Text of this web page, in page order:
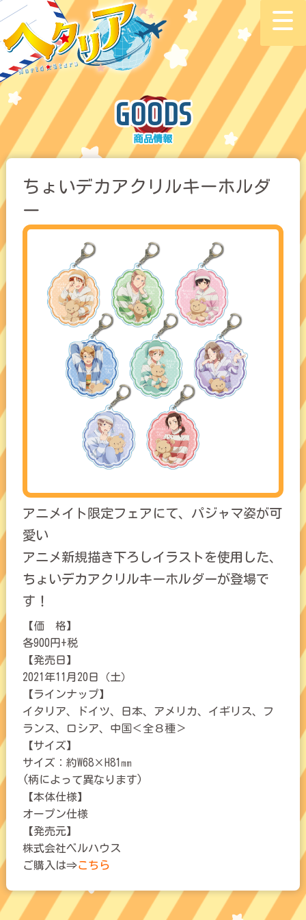
GOODS
ちょいデカアクリルキーホルダ
ー
アニメイト限定フェアにて、パジャマ姿が可
愛い
アニメ新規描き下ろしイラストを使用した、
ちょいデカアクリルキーホルダーが登場で
す！
【価 格】
各900円+税
【発売日】
2021年11月20日（土）
【ラインナップ】
イタリア、ドイツ、日本、アメリカ、イギリス、フ
ランス、ロシア、中国＜全８種＞
【サイズ】
サイズ：約W68×H81㎜
(柄によって異なります)
【本体仕様】
オープン仕様
【発売元】
株式会社ベルハウス
ご購入は⇒こちら